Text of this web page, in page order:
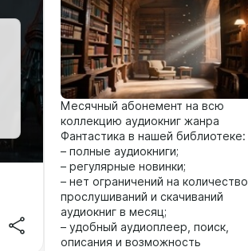
Месячный абонемент на всю
коллекцию аудиокниг жанра
Фантастика в нашей библиотеке:
– полные аудиокниги;
– регулярные новинки;
– нет ограничений на количество
прослушиваний и скачиваний
аудиокниг в месяц;
– удобный аудиоплеер, поиск,
описания и возможность